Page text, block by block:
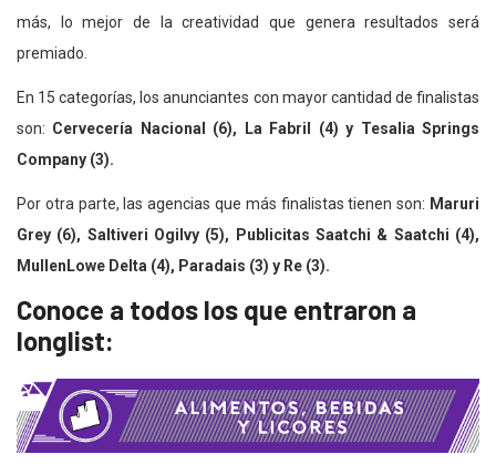
más, lo mejor de la creatividad que genera resultados será
premiado.
En 15 categorías, los anunciantes con mayor cantidad de finalistas
son: Cervecería Nacional (6), La Fabril (4) y Tesalia Springs
Company (3).
Por otra parte, las agencias que más finalistas tienen son: Maruri
Grey (6), Saltiveri Ogilvy (5), Publicitas Saatchi & Saatchi (4),
MullenLowe Delta (4), Paradais (3) y Re (3).
Conoce a todos los que entraron a
longlist: